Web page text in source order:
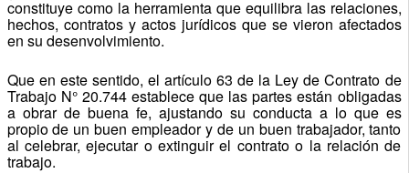
constituye como la herramienta que equilibra las relaciones,
hechos, contratos y actos jurídicos que se vieron afectados
en su desenvolvimiento.
Que en este sentido, el artículo 63 de la Ley de Contrato de
Trabajo N° 20.744 establece que las partes están obligadas
a obrar de buena fe, ajustando su conducta a lo que es
propio de un buen empleador y de un buen trabajador, tanto
al celebrar, ejecutar o extinguir el contrato o la relación de
trabajo.